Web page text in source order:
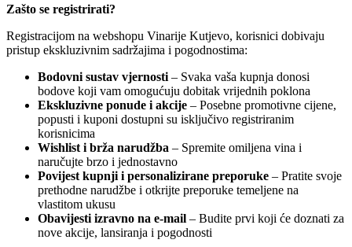
Zašto se registrirati?
Registracijom na webshopu Vinarije Kutjevo, korisnici dobivaju
pristup ekskluzivnim sadržajima i pogodnostima:
Bodovni sustav vjernosti – Svaka vaša kupnja donosi
bodove koji vam omogućuju dobitak vrijednih poklona
Ekskluzivne ponude i akcije – Posebne promotivne cijene,
popusti i kuponi dostupni su isključivo registriranim
korisnicima
Wishlist i brža narudžba – Spremite omiljena vina i
naručujte brzo i jednostavno
Povijest kupnji i personalizirane preporuke – Pratite svoje
prethodne narudžbe i otkrijte preporuke temeljene na
vlastitom ukusu
Obavijesti izravno na e-mail – Budite prvi koji će doznati za
nove akcije, lansiranja i pogodnosti